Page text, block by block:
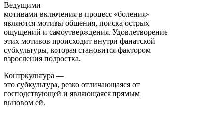
Ведущими
мотивами включения в процесс «боления»
являются мотивы общения, поиска острых
ощущений и самоутверждения. Удовлетворение
этих мотивов происходит внутри фанатской
субкультуры, которая становится фактором
взросления подростка.
Контркультура —
это субкультура, резко отличающаяся от
господствующей и являющаяся прямым
вызовом ей.